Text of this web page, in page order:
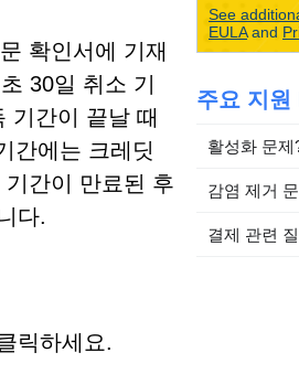
확인서에 기재
30일 취소 기
기간이 끝날 때
간에는 크레딧
간이 만료된 후
다.
릭하세요.
See
EULAand
주요 지원
활성화 문제
감염 제거
결제 관련